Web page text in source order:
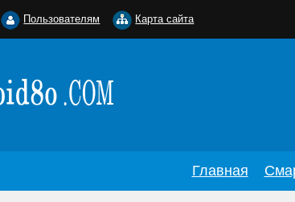
Главная
Пользователям Карта сайта